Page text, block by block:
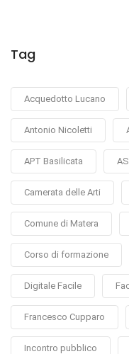
Tag
Acquedotto Lucano
Antonio Nicoletti
APT Basilicata
Camerata delle Arti
Comune di Matera
Corso di formazione
Digitale Facile
Francesco Cupparo
Incontro pubblico